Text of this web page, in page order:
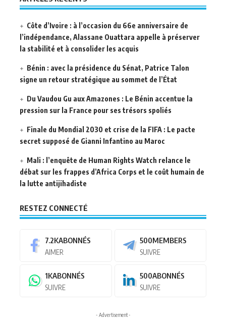
Côte d’Ivoire : à l’occasion du 66e anniversaire de
l’indépendance, Alassane Ouattara appelle à préserver
la stabilité et à consolider les acquis
Bénin : avec la présidence du Sénat, Patrice Talon
signe un retour stratégique au sommet de l’État
Du Vaudou Gu aux Amazones : Le Bénin accentue la
pression sur la France pour ses trésors spoliés
Finale du Mondial 2030 et crise de la FIFA : Le pacte
secret supposé de Gianni Infantino au Maroc
Mali : l’enquête de Human Rights Watch relance le
débat sur les frappes d’Africa Corps et le coût humain de
la lutte antijihadiste
RESTEZ CONNECTÉ
7.2KABONNÉS
AIMER
500MEMBERS
SUIVRE
1KABONNÉS
SUIVRE
500ABONNÉS
SUIVRE
- Advertisement -